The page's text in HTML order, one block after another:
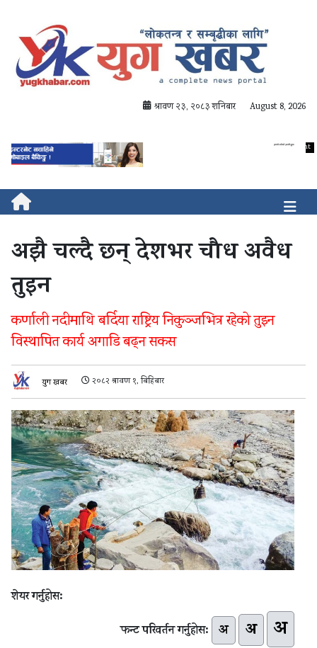
श्रावण २३, २०८३ शनिबार August 8, 2026
अझै चल्दै छन् देशभर चौध अवैध
तुइन
कर्णाली नदीमाथि बर्दिया राष्ट्रिय निकुञ्जभित्र रहेको तुइन
विस्थापित कार्य अगाडि बढ्न सकस
युग खबर २०८२ श्रावण १, बिहिबार
शेयर गर्नुहोस:
फन्ट परिवर्तन गर्नुहोस: अ अ अ